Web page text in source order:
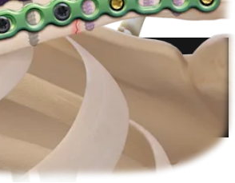
ajudar?
oportunidades educacionais
que há de novo na Arthrex?